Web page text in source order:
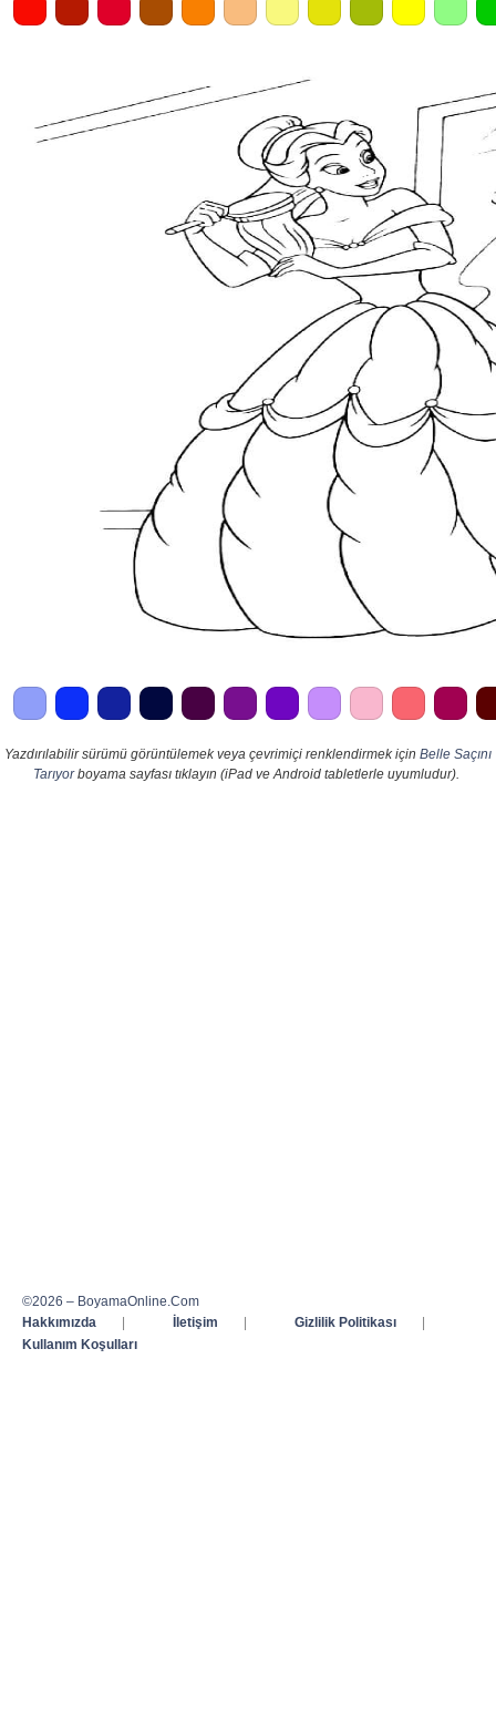
Yazdırılabilir sürümü görüntülemek veya çevrimiçi renklendirmek için Belle Saçını
Tarıyorboyama sayfası tıklayın (iPad ve Android tabletlerle uyumludur).
©2026 – BoyamaOnline.Com
Hakkımızda
| İletişim | Gizlilik Politikası
|
Kullanım Koşulları